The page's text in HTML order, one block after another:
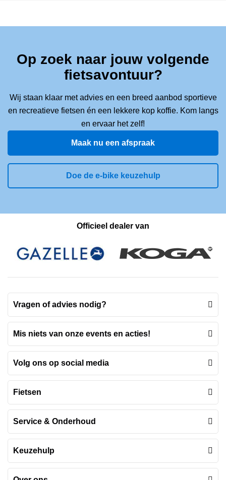
Op zoek naar jouw volgende
fietsavontuur?
Wij staan klaar met advies en een breed aanbod sportieve
en recreatieve fietsen én een lekkere kop koffie. Kom langs
en ervaar het zelf!
Maak nu een afspraak
Doe de e-bike keuzehulp
Officieel dealer van
Vragen of advies nodig?
Mis niets van onze events en acties!
Volg ons op social media
Fietsen
Service & Onderhoud
Keuzehulp